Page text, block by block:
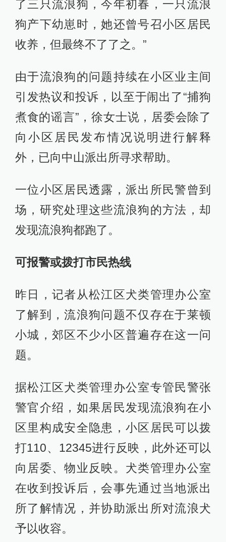
了三只流浪狗，今年初春，一只流浪
狗产下幼崽时，她还曾号召小区居民
收养，但最终不了了之。”
由于流浪狗的问题持续在小区业主间
引发热议和投诉，以至于闹出了“捕狗
煮食的谣言”，徐女士说，居委会除了
向小区居民发布情况说明进行解释
外，已向中山派出所寻求帮助。
一位小区居民透露，派出所民警曾到
场，研究处理这些流浪狗的方法，却
发现流浪狗都跑了。
可报警或拨打市民热线
昨日，记者从松江区犬类管理办公室
了解到，流浪狗问题不仅存在于莱顿
小城，郊区不少小区普遍存在这一问
题。
据松江区犬类管理办公室专管民警张
警官介绍，如果居民发现流浪狗在小
区里构成安全隐患，小区居民可以拨
打110、12345进行反映，此外还可以
向居委、物业反映。犬类管理办公室
在收到投诉后，会事先通过当地派出
所了解情况，并协助派出所对流浪犬
予以收容。